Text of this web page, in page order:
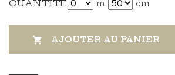
QUANTITÉ m cm
 AJOUTER AU PANIER